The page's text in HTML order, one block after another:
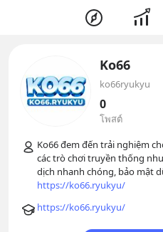
Ko66
ko66ryukyu
0
โพสต์
Ko66 đem đến trải nghiệm
các trò chơi truyền thống như
https://ko66.ryukyu/
https://ko66.ryukyu/